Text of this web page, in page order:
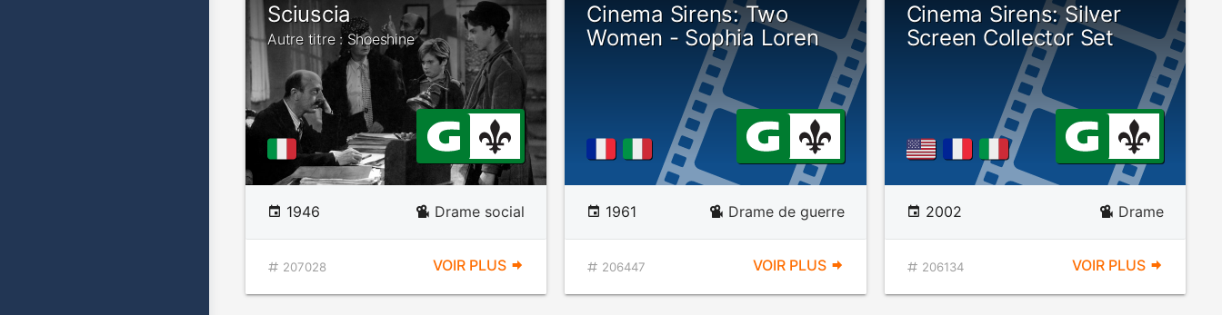
Sciuscia
Autre titre : Shoeshine
1946 Drame social
207028 VOIR PLUS
Cinema Sirens: Two
Women - Sophia Loren
1961 Drame de guerre
206447 VOIR PLUS
Cinema Sirens: Silver
Screen Collector Set
2002 Drame
206134 VOIR PLUS